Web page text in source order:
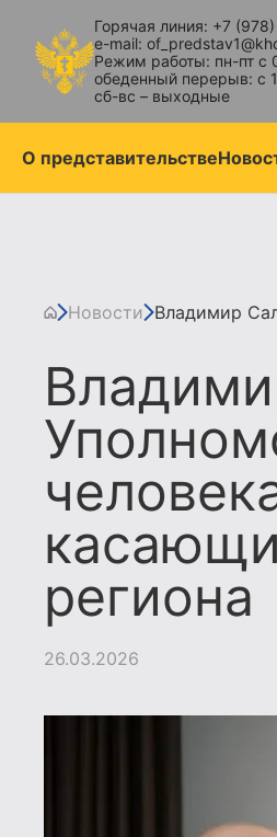
Горячая линия: +7
e-mail:
Режим работы: пн-пт с
обеденный перерыв: с
сб-вс – выходные
О представительстве
Новости Владимир
региона
26.03.2026